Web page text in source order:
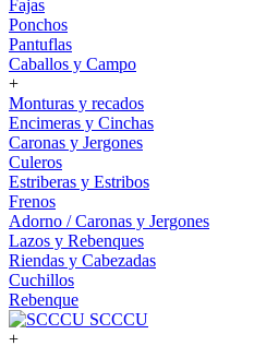
Fajas
Ponchos
Pantuflas
Caballos y Campo
+
Monturas y recados
Encimeras y Cinchas
Caronas y Jergones
Culeros
Estriberas y Estribos
Frenos
Adorno / Caronas y Jergones
Lazos y Rebenques
Riendas y Cabezadas
Cuchillos
Rebenque
SCCCU
+